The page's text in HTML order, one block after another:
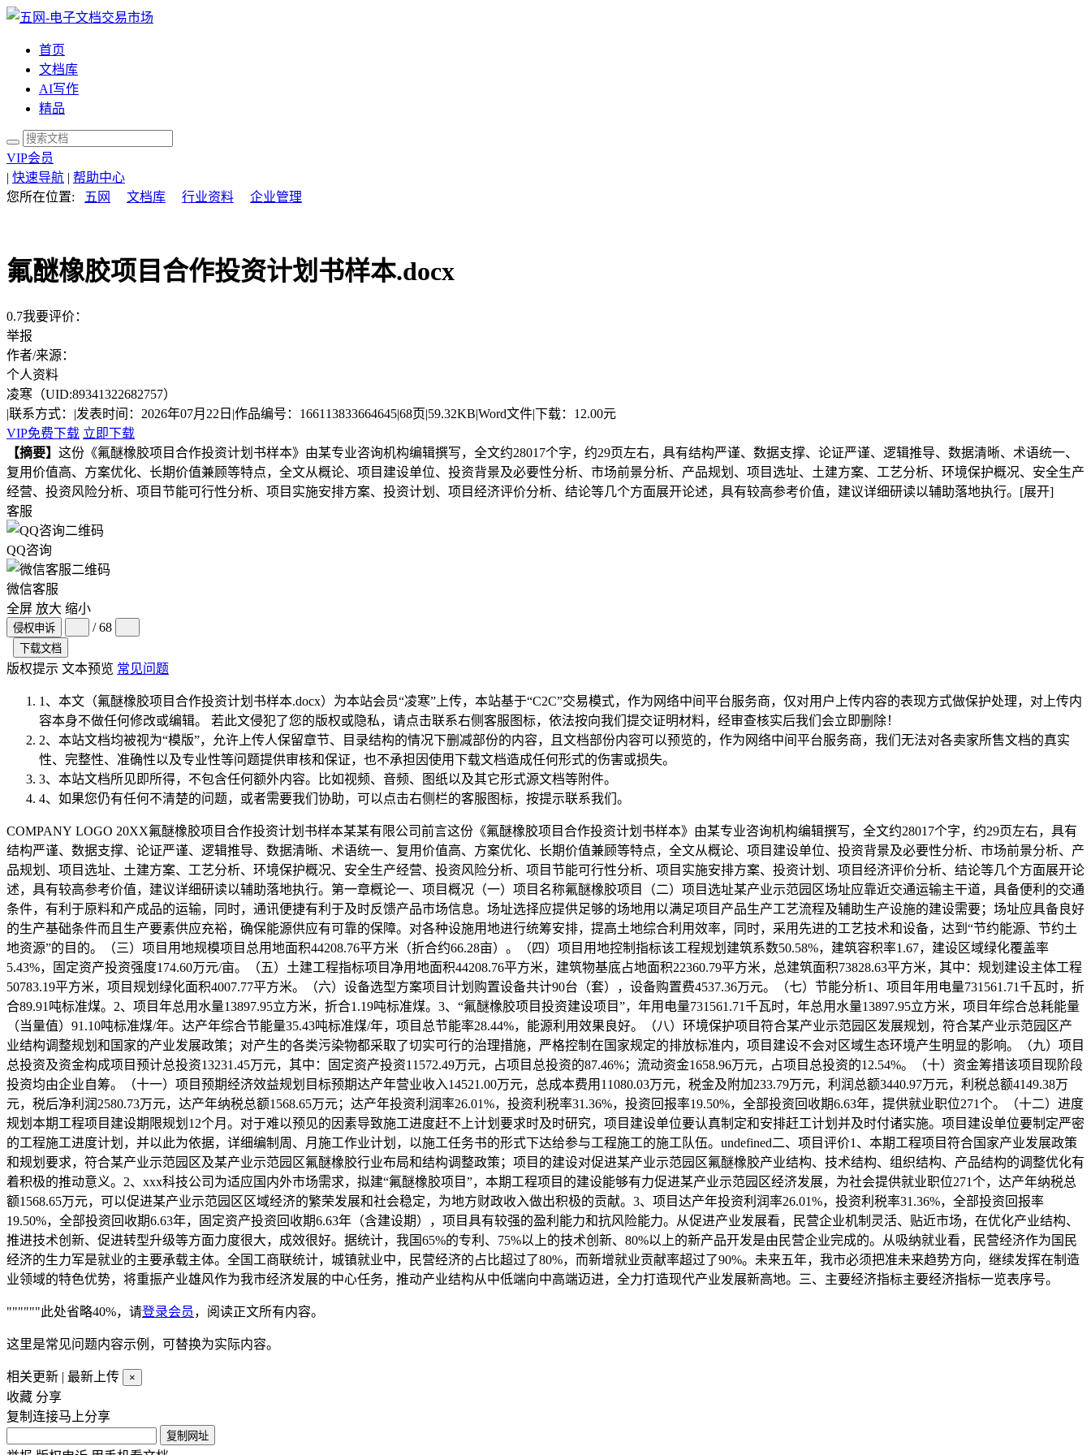
首页
文档库
AI写作
精品
VIP会员
| 快速导航 | 帮助中心
您所在位置:
五网 文档库 行业资料 企业管理
氟醚橡胶项目合作投资计划书样本.docx
0.7我要评价：
举报
作者/来源：
个人资料
凌寒 （UID:89341322682757）
|联系方式： |发表时间：2026年07月22日 |作品编号：166113833664645|68页|59.32KB|Word文件|下载：12.00元
VIP免费下载 立即下载
【摘要】 这份《氟醚橡胶项目合作投资计划书样本》由某专业咨询机构编辑撰写，全文约28017个字，约29页左右，具有结构严谨、数据支撑、论证严谨、逻辑推导、数据清晰、术语统一、
复用价值高、方案优化、长期价值兼顾等特点，全文从概论、项目建设单位、投资背景及必要性分析、市场前景分析、产品规划、项目选址、土建方案、工艺分析、环境保护概况、安全生产
经营、投资风险分析、项目节能可行性分析、项目实施安排方案、投资计划、项目经济评价分析、结论等几个方面展开论述，具有较高参考价值，建议详细研读以辅助落地执行。 [展开]
客服
QQ咨询
微信客服
全屏 放大 缩小
侵权申诉 / 68
下载文档
版权提示 文本预览 常见问题
1、本文（氟醚橡胶项目合作投资计划书样本.docx）为本站会员“凌寒”上传，本站基于“C2C”交易模式，作为网络中间平台服务商，仅对用户上传内容的表现方式做保护处理，对上传内
容本身不做任何修改或编辑。 若此文侵犯了您的版权或隐私，请点击联系右侧客服图标，依法按向我们提交证明材料，经审查核实后我们会立即删除！
2、本站文档均被视为“模版”，允许上传人保留章节、目录结构的情况下删减部份的内容，且文档部份内容可以预览的，作为网络中间平台服务商，我们无法对各卖家所售文档的真实
性、完整性、准确性以及专业性等问题提供审核和保证，也不承担因使用下载文档造成任何形式的伤害或损失。
3、本站文档所见即所得，不包含任何额外内容。比如视频、音频、图纸以及其它形式源文档等附件。
4、如果您仍有任何不清楚的问题，或者需要我们协助，可以点击右侧栏的客服图标，按提示联系我们。
COMPANY LOGO 20XX氟醚橡胶项目合作投资计划书样本某某有限公司前言这份《氟醚橡胶项目合作投资计划书样本》由某专业咨询机构编辑撰写，全文约28017个字，约29页左右，具有
结构严谨、数据支撑、论证严谨、逻辑推导、数据清晰、术语统一、复用价值高、方案优化、长期价值兼顾等特点，全文从概论、项目建设单位、投资背景及必要性分析、市场前景分析、产
品规划、项目选址、土建方案、工艺分析、环境保护概况、安全生产经营、投资风险分析、项目节能可行性分析、项目实施安排方案、投资计划、项目经济评价分析、结论等几个方面展开论
述，具有较高参考价值，建议详细研读以辅助落地执行。第一章概论一、项目概况（一）项目名称氟醚橡胶项目（二）项目选址某产业示范园区场址应靠近交通运输主干道，具备便利的交通
条件，有利于原料和产成品的运输，同时，通讯便捷有利于及时反馈产品市场信息。场址选择应提供足够的场地用以满足项目产品生产工艺流程及辅助生产设施的建设需要；场址应具备良好
的生产基础条件而且生产要素供应充裕，确保能源供应有可靠的保障。对各种设施用地进行统筹安排，提高土地综合利用效率，同时，采用先进的工艺技术和设备，达到“节约能源、节约土
地资源”的目的。（三）项目用地规模项目总用地面积44208.76平方米（折合约66.28亩）。（四）项目用地控制指标该工程规划建筑系数50.58%，建筑容积率1.67，建设区域绿化覆盖率
5.43%，固定资产投资强度174.60万元/亩。（五）土建工程指标项目净用地面积44208.76平方米，建筑物基底占地面积22360.79平方米，总建筑面积73828.63平方米，其中：规划建设主体工程
50783.19平方米，项目规划绿化面积4007.77平方米。（六）设备选型方案项目计划购置设备共计90台（套），设备购置费4537.36万元。（七）节能分析1、项目年用电量731561.71千瓦时，折
合89.91吨标准煤。2、项目年总用水量13897.95立方米，折合1.19吨标准煤。3、“氟醚橡胶项目投资建设项目”，年用电量731561.71千瓦时，年总用水量13897.95立方米，项目年综合总耗能量
（当量值）91.10吨标准煤/年。达产年综合节能量35.43吨标准煤/年，项目总节能率28.44%，能源利用效果良好。（八）环境保护项目符合某产业示范园区发展规划，符合某产业示范园区产
业结构调整规划和国家的产业发展政策；对产生的各类污染物都采取了切实可行的治理措施，严格控制在国家规定的排放标准内，项目建设不会对区域生态环境产生明显的影响。（九）项目
总投资及资金构成项目预计总投资13231.45万元，其中：固定资产投资11572.49万元，占项目总投资的87.46%；流动资金1658.96万元，占项目总投资的12.54%。（十）资金筹措该项目现阶段
投资均由企业自筹。（十一）项目预期经济效益规划目标预期达产年营业收入14521.00万元，总成本费用11080.03万元，税金及附加233.79万元，利润总额3440.97万元，利税总额4149.38万
元，税后净利润2580.73万元，达产年纳税总额1568.65万元；达产年投资利润率26.01%，投资利税率31.36%，投资回报率19.50%，全部投资回收期6.63年，提供就业职位271个。（十二）进度
规划本期工程项目建设期限规划12个月。对于难以预见的因素导致施工进度赶不上计划要求时及时研究，项目建设单位要认真制定和安排赶工计划并及时付诸实施。项目建设单位要制定严密
的工程施工进度计划，并以此为依据，详细编制周、月施工作业计划，以施工任务书的形式下达给参与工程施工的施工队伍。undefined二、项目评价1、本期工程项目符合国家产业发展政策
和规划要求，符合某产业示范园区及某产业示范园区氟醚橡胶行业布局和结构调整政策；项目的建设对促进某产业示范园区氟醚橡胶产业结构、技术结构、组织结构、产品结构的调整优化有
着积极的推动意义。2、xxx科技公司为适应国内外市场需求，拟建“氟醚橡胶项目”，本期工程项目的建设能够有力促进某产业示范园区经济发展，为社会提供就业职位271个，达产年纳税总
额1568.65万元，可以促进某产业示范园区区域经济的繁荣发展和社会稳定，为地方财政收入做出积极的贡献。3、项目达产年投资利润率26.01%，投资利税率31.36%，全部投资回报率
19.50%，全部投资回收期6.63年，固定资产投资回收期6.63年（含建设期），项目具有较强的盈利能力和抗风险能力。从促进产业发展看，民营企业机制灵活、贴近市场，在优化产业结构、
推进技术创新、促进转型升级等方面力度很大，成效很好。据统计，我国65%的专利、75%以上的技术创新、80%以上的新产品开发是由民营企业完成的。从吸纳就业看，民营经济作为国民
经济的生力军是就业的主要承载主体。全国工商联统计，城镇就业中，民营经济的占比超过了80%，而新增就业贡献率超过了90%。未来五年，我市必须把准未来趋势方向，继续发挥在制造
业领域的特色优势，将重振产业雄风作为我市经济发展的中心任务，推动产业结构从中低端向中高端迈进，全力打造现代产业发展新高地。三、主要经济指标主要经济指标一览表序号。
""""""此处省略40%，请登录会员 ，阅读正文所有内容。
这里是常见问题内容示例，可替换为实际内容。
相关更新 | 最新上传 ×
收藏 分享
复制连接马上分享
复制网址